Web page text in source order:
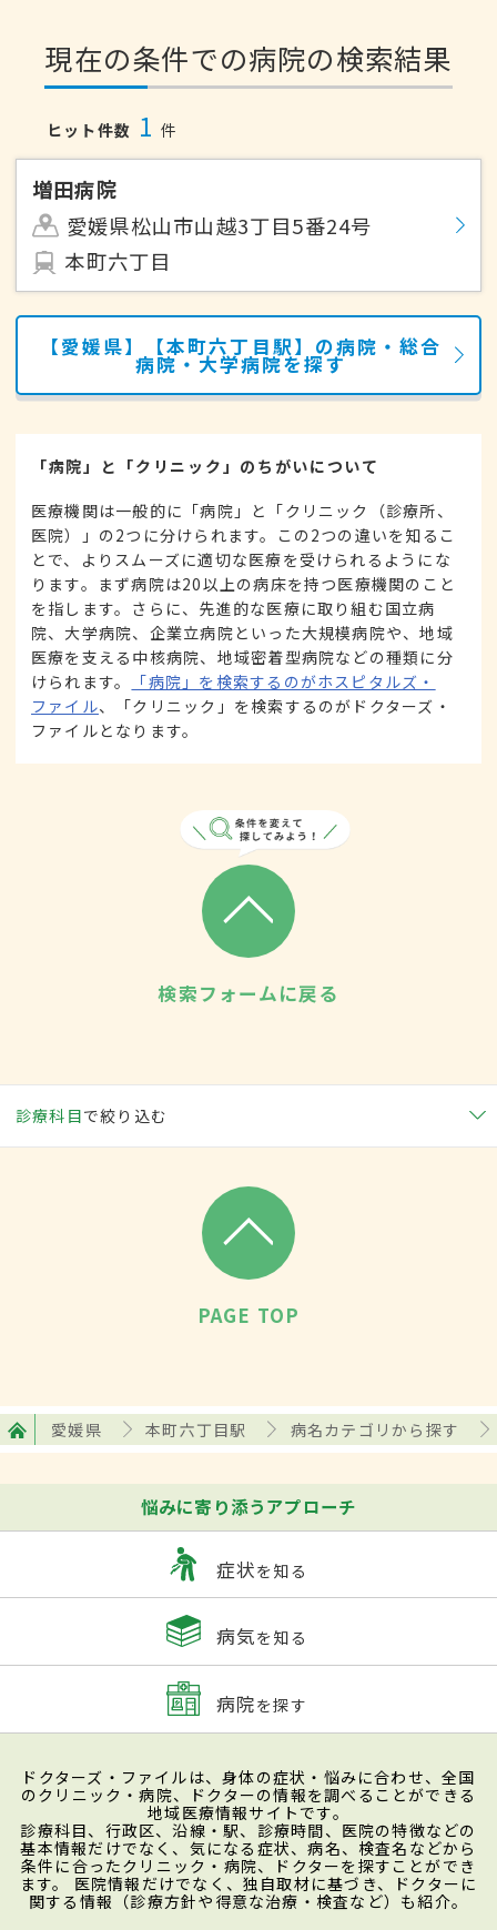
現在の条件での病院の検索結果
ヒット件数 1 件
増田病院
愛媛県松山市山越3丁目5番24号
本町六丁目
【愛媛県】【本町六丁目駅】の病院・総合
病院・大学病院を探す
「病院」と「クリニック」のちがいについて
医療機関は一般的に「病院」と「クリニック（診療所、
医院）」の2つに分けられます。この2つの違いを知るこ
とで、よりスムーズに適切な医療を受けられるようにな
ります。まず病院は20以上の病床を持つ医療機関のこと
を指します。さらに、先進的な医療に取り組む国立病
院、大学病院、企業立病院といった大規模病院や、地域
医療を支える中核病院、地域密着型病院などの種類に分
けられます。
「病院」を検索するのがホスピタルズ・
ファイル、「クリニック」を検索するのがドクターズ・
ファイルとなります。
検索フォームに戻る
診療科目で絞り込む
PAGE TOP
愛媛県 本町六丁目駅 病名カテゴリから探す
悩みに寄り添うアプローチ
症状を知る
病気を知る
病院を探す
ドクターズ・ファイルは、身体の症状・悩みに合わせ、全国
のクリニック・病院、ドクターの情報を調べることができる
地域医療情報サイトです。
診療科目、行政区、沿線・駅、診療時間、医院の特徴などの
基本情報だけでなく、気になる症状、病名、検査名などから
条件に合ったクリニック・病院、ドクターを探すことができ
ます。 医院情報だけでなく、独自取材に基づき、ドクターに
関する情報（診療方針や得意な治療・検査など）も紹介。